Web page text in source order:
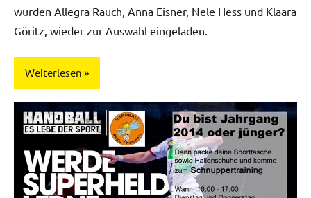
wurden Allegra Rauch, Anna Eisner, Nele Hess und Klaara
Göritz, wieder zur Auswahl eingeladen.
Weiterlesen
Jugend